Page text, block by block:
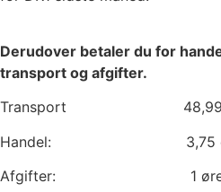
Derudover betaler du for
transport og afgifter.
Transport 48,99
Handel: 3,75
Afgifter: 1